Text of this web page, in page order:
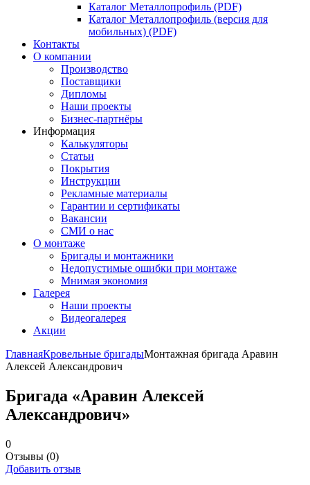
Каталог Металлопрофиль (PDF)
Каталог Металлопрофиль (версия для
мобильных) (PDF)
Контакты
О компании
Производство
Поставщики
Дипломы
Наши проекты
Бизнес-партнёры
Информация
Калькуляторы
Статьи
Покрытия
Инструкции
Рекламные материалы
Гарантии и сертификаты
Вакансии
СМИ о нас
О монтаже
Бригады и монтажники
Недопустимые ошибки при монтаже
Мнимая экономия
Галерея
Наши проекты
Видеогалерея
Акции
ГлавнаяКровельные бригадыМонтажная бригада Аравин
Алексей Александрович
Бригада «Аравин Алексей
Александрович»
0
Отзывы (0)
Добавить отзыв